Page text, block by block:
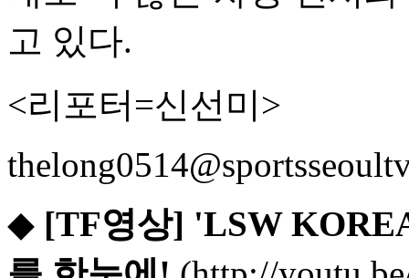
고 있다.
<리포터=신선미>
◆ [TF영상] 'LSW